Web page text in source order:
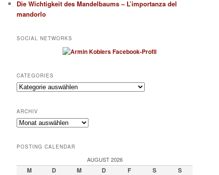
Die Wichtigkeit des Mandelbaums – L’importanza del
mandorlo
SOCIAL NETWORKS
CATEGORIES
Categories
ARCHIV
Archiv
POSTING CALENDAR
AUGUST 2026
M D M D F S S